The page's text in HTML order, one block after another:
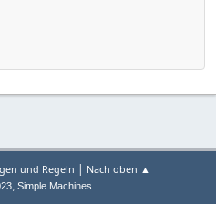
und Regeln | Nach oben ▲
, Simple Machines